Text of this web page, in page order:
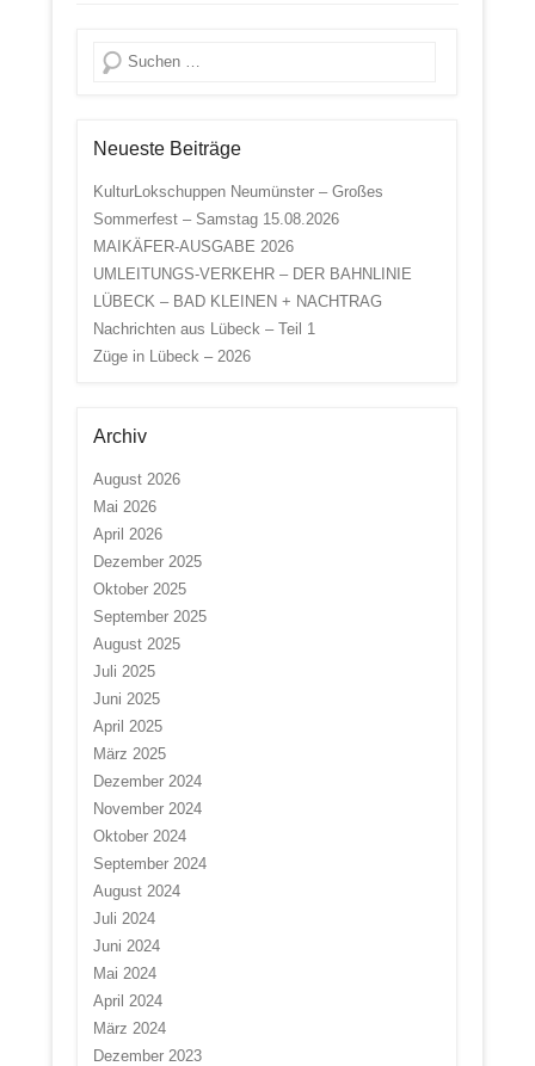
Suche
Neueste Beiträge
KulturLokschuppen Neumünster – Großes
Sommerfest – Samstag 15.08.2026
MAIKÄFER-AUSGABE 2026
UMLEITUNGS-VERKEHR – DER BAHNLINIE
LÜBECK – BAD KLEINEN + NACHTRAG
Nachrichten aus Lübeck – Teil 1
Züge in Lübeck – 2026
Archiv
August 2026
Mai 2026
April 2026
Dezember 2025
Oktober 2025
September 2025
August 2025
Juli 2025
Juni 2025
April 2025
März 2025
Dezember 2024
November 2024
Oktober 2024
September 2024
August 2024
Juli 2024
Juni 2024
Mai 2024
April 2024
März 2024
Dezember 2023